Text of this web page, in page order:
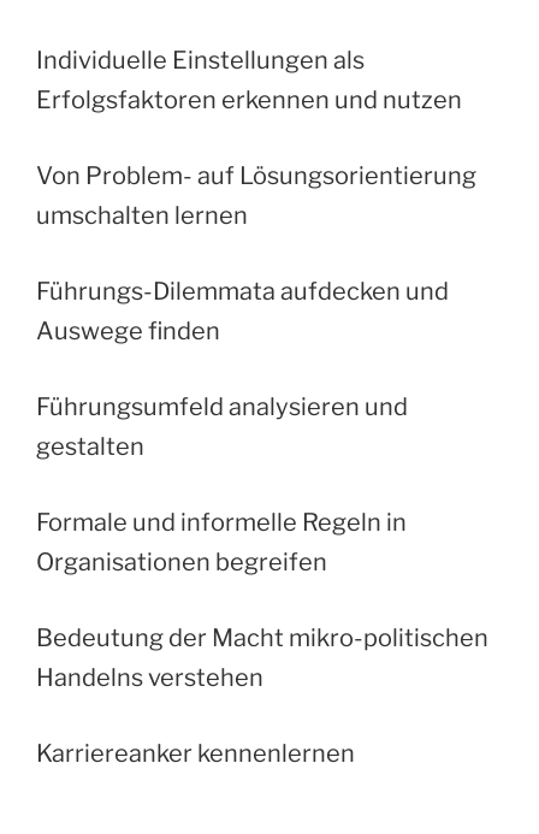
Individuelle Einstellungen als
Erfolgsfaktoren erkennen und nutzen
Von Problem- auf Lösungsorientierung
umschalten lernen
Führungs-Dilemmata aufdecken und
Auswege finden
Führungsumfeld analysieren und
gestalten
Formale und informelle Regeln in
Organisationen begreifen
Bedeutung der Macht mikro-politischen
Handelns verstehen
Karriereanker kennenlernen